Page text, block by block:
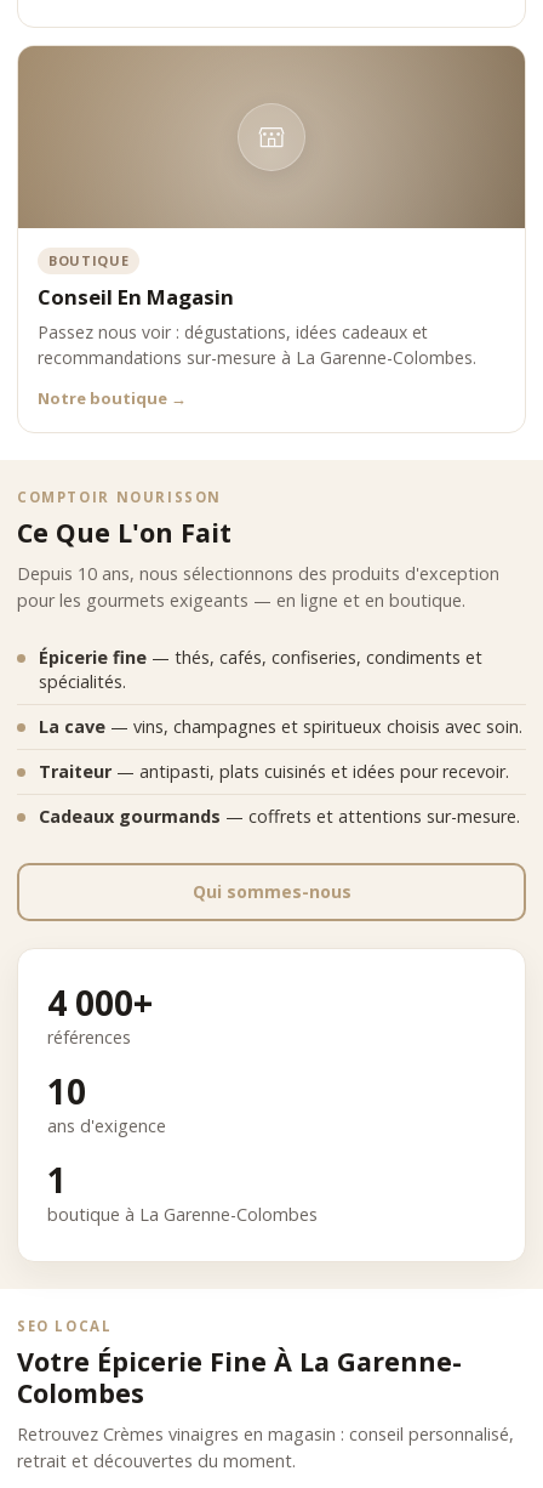
jamais simplifiée.
BOUTIQUE
Conseil En Magasin
Passez nous voir : dégustations, idées cadeaux et
recommandations sur-mesure à La Garenne-Colombes.
Notre boutique →
COMPTOIR NOURISSON
Ce Que L'on Fait
Depuis 10 ans, nous sélectionnons des produits d'exception
pour les gourmets exigeants — en ligne et en boutique.
Épicerie fine — thés, cafés, confiseries, condiments et
spécialités.
La cave — vins, champagnes et spiritueux choisis avec soin.
Traiteur — antipasti, plats cuisinés et idées pour recevoir.
Cadeaux gourmands — coffrets et attentions sur-mesure.
Qui sommes-nous
4 000+
références
10
ans d'exigence
1
boutique à La Garenne-Colombes
SEO LOCAL
Votre Épicerie Fine À La Garenne-
Colombes
Retrouvez Crèmes vinaigres en magasin : conseil personnalisé,
retrait et découvertes du moment.